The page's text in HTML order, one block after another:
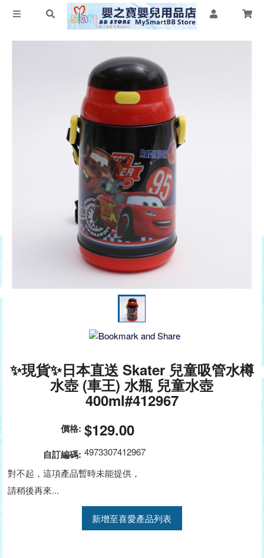
✨現貨✨日本直送 Skater 兒童吸管水樽
水壺 (車王) 水瓶 兒童水壺
400ml#412967
價格: $129.00
自訂編碼: 4973307412967
對不起，這項產品暫時未能提供，
請稍後再來...
新增至喜愛產品列表